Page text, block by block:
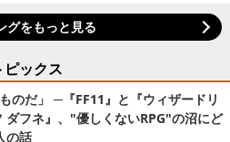
グをもっと見る
ピックス
のだ」 ─『FF11』と『ウィザードリ
ダフネ』、"優しくないRPG"の沼にど
の話